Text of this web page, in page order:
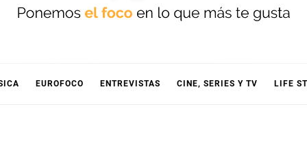
EUROFOCO ENTREVISTAS CINE, SERIES Y TV LIFE